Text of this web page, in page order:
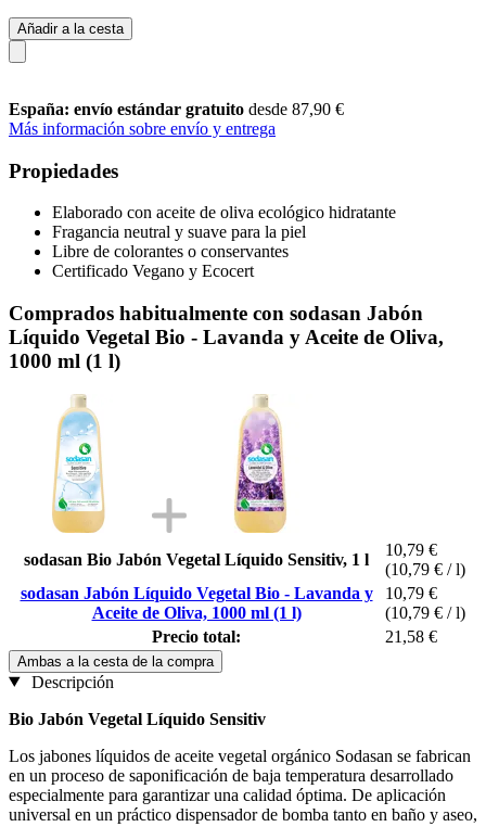
Añadir a la cesta
España: envío estándar gratuito desde 87,90 €
Más información sobre envío y entrega
Propiedades
Elaborado con aceite de oliva ecológico hidratante
Fragancia neutral y suave para la piel
Libre de colorantes o conservantes
Certificado Vegano y Ecocert
Comprados habitualmente con sodasan Jabón
Líquido Vegetal Bio - Lavanda y Aceite de Oliva,
1000 ml (1 l)
sodasan Bio Jabón Vegetal Líquido Sensitiv, 1 l
10,79 €
(10,79 € / l)
sodasan Jabón Líquido Vegetal Bio - Lavanda y
Aceite de Oliva, 1000 ml (1 l)
10,79 €
(10,79 € / l)
Precio total:
21,58 €
Ambas a la cesta de la compra
Descripción
Bio Jabón Vegetal Líquido Sensitiv
Los jabones líquidos de aceite vegetal orgánico Sodasan se fabrican
en un proceso de saponificación de baja temperatura desarrollado
especialmente para garantizar una calidad óptima. De aplicación
universal en un práctico dispensador de bomba tanto en baño y aseo,